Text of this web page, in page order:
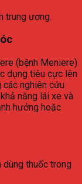
trung ương.
(bệnh Meniere)
dụng tiêu cực lên
các nghiên cứu
năng lái xe và
hưởng hoặc
thuốc trong